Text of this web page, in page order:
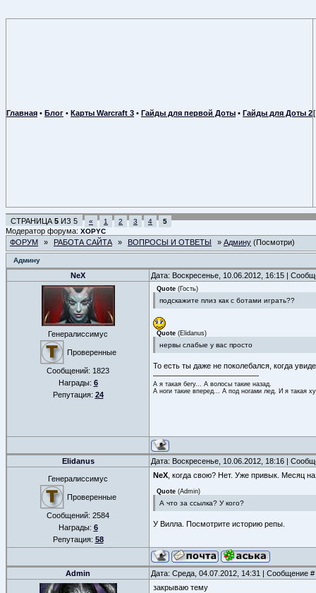
Главная • Блог • Карты Warcraft 3 • Гайды для первой Доты • Гайды для Доты 2
СТРАНИЦА 5 ИЗ 5 « 1 2 3 4 5
Модератор форума: XOPYC
ФОРУМ » РАБОТА САЙТА » ВОПРОСЫ И ОТВЕТЫ » Админу (Посмотри)
Админу
NeX Дата: Воскресенье, 10.06.2012, 16:15 |
Генералиссимус
Проверенные
Сообщений: 1823
Награды: 6
Репутация: 24
Quote (Гость)
подскажите плиз как с ботами играть??
Quote (Elidanus)
нервы слабые у вас просто
То есть ты даже не поколебался, когда
А я такая бегу... А волосы такие назад.
А ноги такие вперед... А под ногами лед. И я такая
Elidanus Дата: Воскресенье, 10.06.2012, 18:16 |
Генералиссимус
Проверенные
Сообщений: 2584
Награды: 6
Репутация: 58
NeX , когда свою? Нет. Уже привык. Месяц
Quote (Admin)
А что за ссылка? У кого?
У Вилла. Посмотрите историю репы.
Admin Дата: Среда, 04.07.2012, 14:31 | Сообщение #
закрываю тему